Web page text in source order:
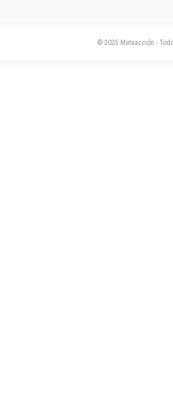
© 2025 Metaacción -